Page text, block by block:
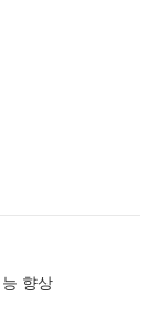
향상